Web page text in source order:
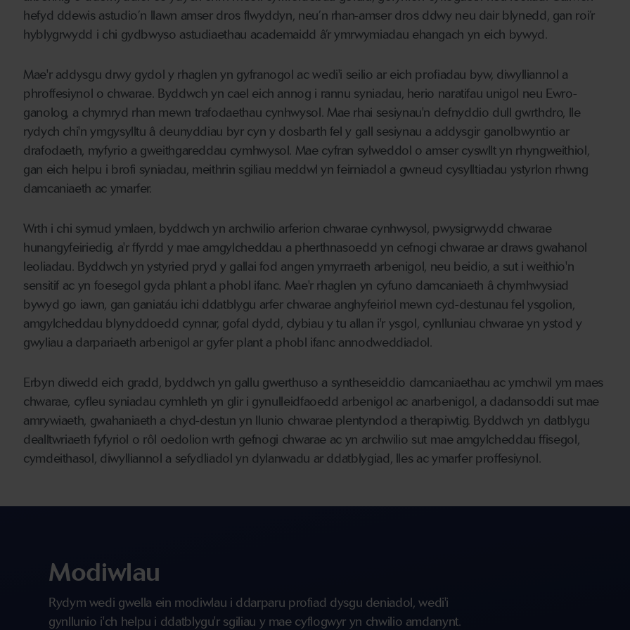
hefyd ddewis astudio’n llawn amser dros flwyddyn, neu’n rhan-amser dros ddwy neu dair blynedd, gan roi’r
hyblygrwydd i chi gydbwyso astudiaethau academaidd â’r ymrwymiadau ehangach yn eich bywyd.
Mae'r addysgu drwy gydol y rhaglen yn gyfranogol ac wedi'i seilio ar eich profiadau byw, diwylliannol a
phroffesiynol o chwarae. Byddwch yn cael eich annog i rannu syniadau, herio naratifau unigol neu Ewro-
ganolog, a chymryd rhan mewn trafodaethau cynhwysol. Mae rhai sesiynau'n defnyddio dull gwrthdro, lle
rydych chi'n ymgysylltu â deunyddiau byr cyn y dosbarth fel y gall sesiynau a addysgir ganolbwyntio ar
drafodaeth, myfyrio a gweithgareddau cymhwysol. Mae cyfran sylweddol o amser cyswllt yn rhyngweithiol,
gan eich helpu i brofi syniadau, meithrin sgiliau meddwl yn feirniadol a gwneud cysylltiadau ystyrlon rhwng
damcaniaeth ac ymarfer.
Wrth i chi symud ymlaen, byddwch yn archwilio arferion chwarae cynhwysol, pwysigrwydd chwarae
hunangyfeiriedig, a'r ffyrdd y mae amgylcheddau a pherthnasoedd yn cefnogi chwarae ar draws gwahanol
leoliadau. Byddwch yn ystyried pryd y gallai fod angen ymyrraeth arbenigol, neu beidio, a sut i weithio'n
sensitif ac yn foesegol gyda phlant a phobl ifanc. Mae'r rhaglen yn cyfuno damcaniaeth â chymhwysiad
bywyd go iawn, gan ganiatáu ichi ddatblygu arfer chwarae anghyfeiriol mewn cyd-destunau fel ysgolion,
amgylcheddau blynyddoedd cynnar, gofal dydd, clybiau y tu allan i'r ysgol, cynlluniau chwarae yn ystod y
gwyliau a darpariaeth arbenigol ar gyfer plant a phobl ifanc annodweddiadol.
Erbyn diwedd eich gradd, byddwch yn gallu gwerthuso a syntheseiddio damcaniaethau ac ymchwil ym maes
chwarae, cyfleu syniadau cymhleth yn glir i gynulleidfaoedd arbenigol ac anarbenigol, a dadansoddi sut mae
amrywiaeth, gwahaniaeth a chyd-destun yn llunio chwarae plentyndod a therapiwtig. Byddwch yn datblygu
dealltwriaeth fyfyriol o rôl oedolion wrth gefnogi chwarae ac yn archwilio sut mae amgylcheddau ffisegol,
cymdeithasol, diwylliannol a sefydliadol yn dylanwadu ar ddatblygiad, lles ac ymarfer proffesiynol.
Modiwlau
Rydym wedi gwella ein modiwlau i ddarparu profiad dysgu deniadol, wedi'i
gynllunio i'ch helpu i ddatblygu'r sgiliau y mae cyflogwyr yn chwilio amdanynt.